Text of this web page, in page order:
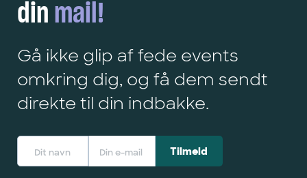
din mail!
Gå ikke glip af fede events
omkring dig, og få dem sendt
direkte til din indbakke.